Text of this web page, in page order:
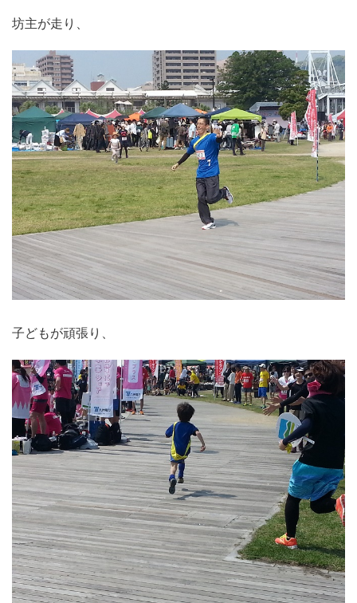
坊主が走り、
子どもが頑張り、